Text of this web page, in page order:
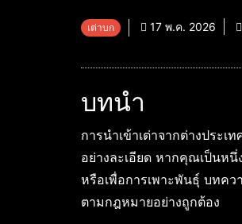
เต่าบก 17 พ.ค. 2026
บทนำ
การนำเข้าเต่าจากต่างประ
อย่างละเอียด หากคุณเป็นหนึ่
หรือเพื่อการเพาะพันธุ์ บทค
ตามกฎหมายอย่างถูกต้อง